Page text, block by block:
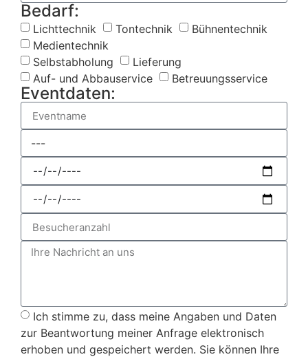
Bedarf:
Lichttechnik Tontechnik
Bühnentechnik
Medientechnik
Selbstabholung
Lieferung
Auf- und Abbauservice
Betreuungsservice
Eventdaten:
Ich stimme zu, dass meine Angaben und Daten
zur Beantwortung meiner Anfrage elektronisch
erhoben und gespeichert werden. Sie können Ihre